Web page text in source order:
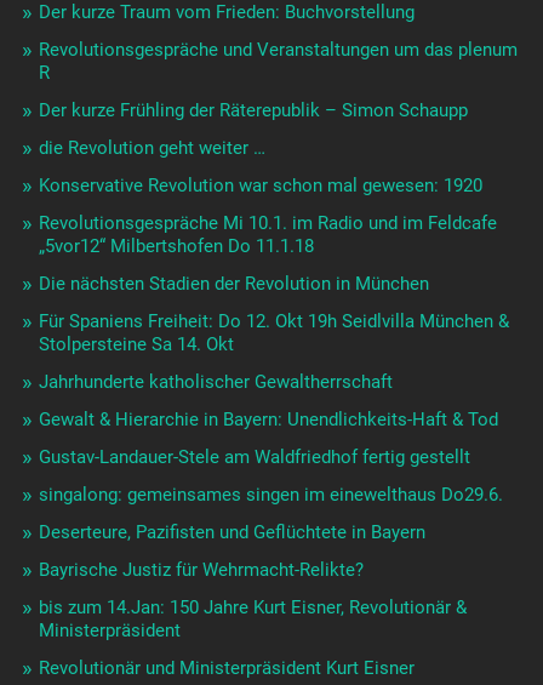
Der kurze Traum vom Frieden: Buchvorstellung
Revolutionsgespräche und Veranstaltungen um das plenum
R
Der kurze Frühling der Räterepublik – Simon Schaupp
die Revolution geht weiter …
Konservative Revolution war schon mal gewesen: 1920
Revolutionsgespräche Mi 10.1. im Radio und im Feldcafe
„5vor12“ Milbertshofen Do 11.1.18
Die nächsten Stadien der Revolution in München
Für Spaniens Freiheit: Do 12. Okt 19h Seidlvilla München &
Stolpersteine Sa 14. Okt
Jahrhunderte katholischer Gewaltherrschaft
Gewalt & Hierarchie in Bayern: Unendlichkeits-Haft & Tod
Gustav-Landauer-Stele am Waldfriedhof fertig gestellt
singalong: gemeinsames singen im einewelthaus Do29.6.
Deserteure, Pazifisten und Geflüchtete in Bayern
Bayrische Justiz für Wehrmacht-Relikte?
bis zum 14.Jan: 150 Jahre Kurt Eisner, Revolutionär &
Ministerpräsident
Revolutionär und Ministerpräsident Kurt Eisner